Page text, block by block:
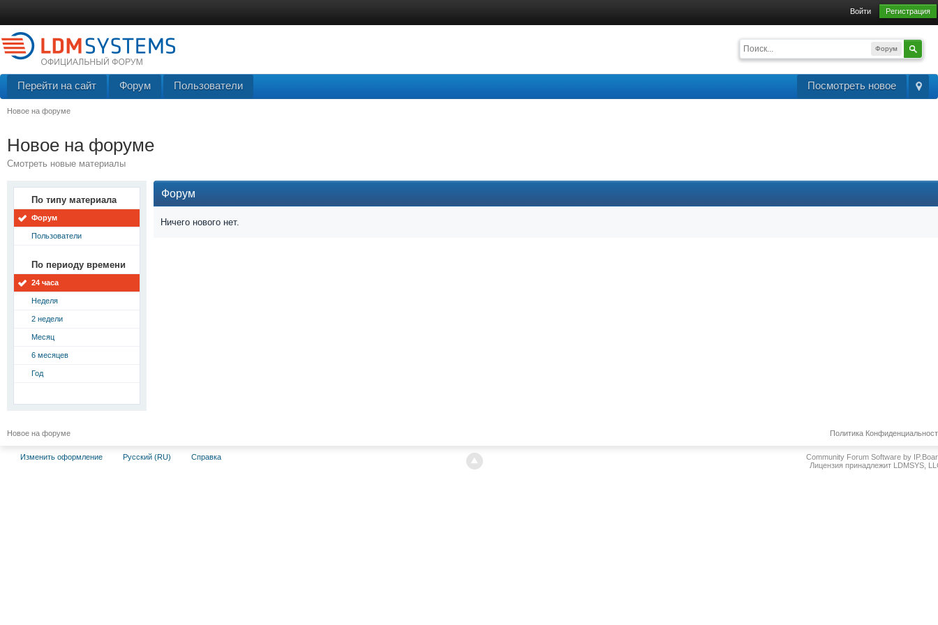
Войти Регистрация
Форум
Посмотреть новое
Перейти на сайт Форум Пользователи
Новое на форуме
Новое на форуме
Смотреть новые материалы
По типу материала
Форум
Пользователи
По периоду времени
24 часа
Неделя
2 недели
Месяц
6 месяцев
Год
Форум
Ничего нового нет.
Новое на форуме Политика
Изменить оформление Русский (RU) Справка
Community Forum Software by
Лицензия принадлежит LDMSYS,